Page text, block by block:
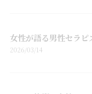
女性が語る男性セラ
2026/03/14